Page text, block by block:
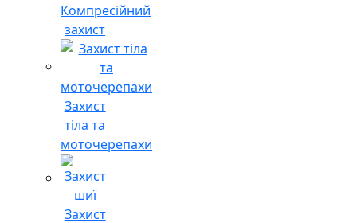
Компресійний
захист
Захист
тіла та
моточерепахи
Захист